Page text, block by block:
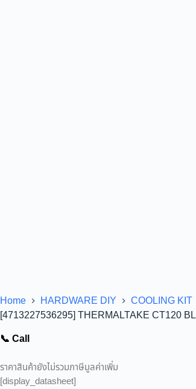
Home HARDWARE DIY COOLING KIT
[4713227536295] THERMALTAKE CT120
📞 Call
ราคาสินค้ายังไม่รวมภาษีมูลค่าเพิ่ม
[display_datasheet]